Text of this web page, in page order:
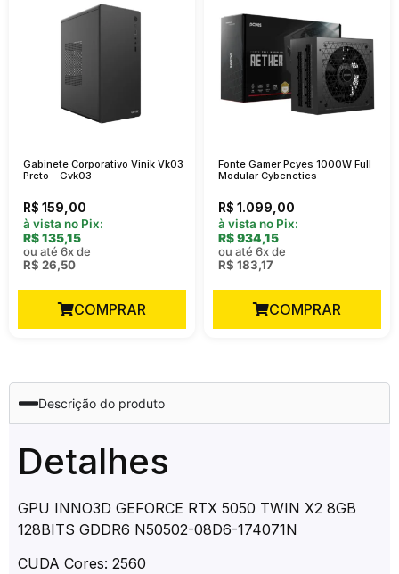
Gabinete Corporativo Vinik Vk03
Preto – Gvk03
R$ 159,00
à vista no Pix:
R$135,15
ou até 6x de
R$ 26,50
COMPRAR
Fonte Gamer Pcyes 1000W Full
Modular Cybenetics
R$ 1.099,00
à vista no Pix:
R$934,15
ou até 6x de
R$ 183,17
COMPRAR
Descrição do produto
Detalhes
GPU INNO3D GEFORCE RTX 5050 TWIN X2 8GB
128BITS GDDR6 N50502-08D6-174071N
CUDA Cores: 2560